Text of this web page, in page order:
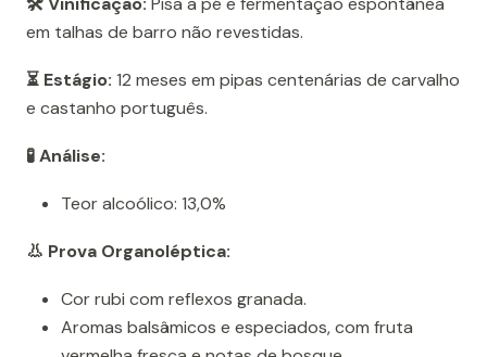
em talhas de barro não revestidas.
⏳ Estágio: 12 meses em pipas centenárias de carvalho
e castanho português.
🧪 Análise:
Teor alcoólico: 13,0%
👃 Prova Organoléptica:
Cor rubi com reflexos granada.
Aromas balsâmicos e especiados, com fruta